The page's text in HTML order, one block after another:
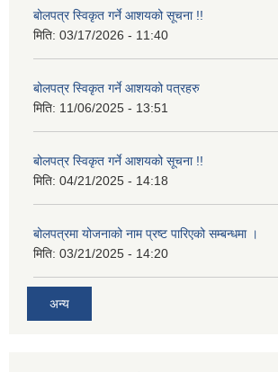
बोलपत्र स्विकृत गर्ने आशयको सूचना !!
मिति: 03/17/2026 - 11:40
बोलपत्र स्विकृत गर्ने आशयको पत्रहरु
मिति: 11/06/2025 - 13:51
बोलपत्र स्विकृत गर्ने आशयको सूचना !!
मिति: 04/21/2025 - 14:18
बोलपत्रमा योजनाको नाम प्रष्ट पारिएको सम्बन्धमा ।
मिति: 03/21/2025 - 14:20
अन्य